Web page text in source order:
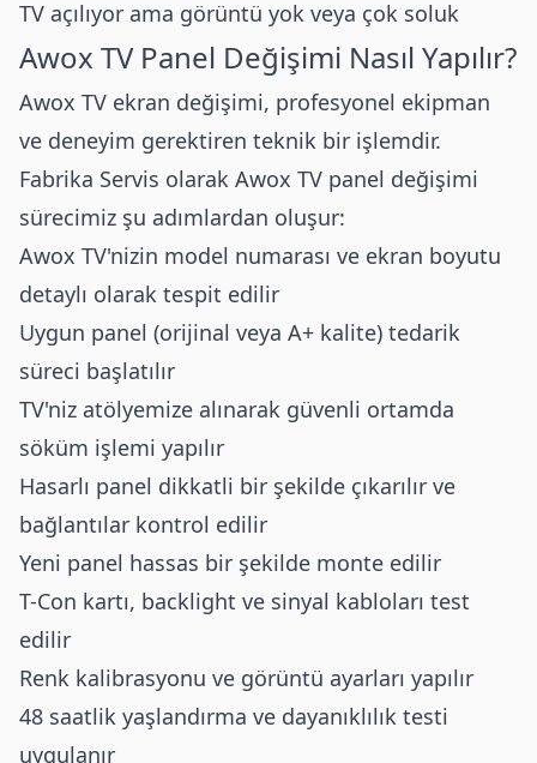
TV açılıyor ama görüntü yok veya çok soluk
Awox TV Panel Değişimi Nasıl Yapılır?
Awox TV ekran değişimi, profesyonel ekipman
ve deneyim gerektiren teknik bir işlemdir.
Fabrika Servis olarak Awox TV panel değişimi
sürecimiz şu adımlardan oluşur:
Awox TV'nizin model numarası ve ekran boyutu
detaylı olarak tespit edilir
Uygun panel (orijinal veya A+ kalite) tedarik
süreci başlatılır
TV'niz atölyemize alınarak güvenli ortamda
söküm işlemi yapılır
Hasarlı panel dikkatli bir şekilde çıkarılır ve
bağlantılar kontrol edilir
Yeni panel hassas bir şekilde monte edilir
T-Con kartı, backlight ve sinyal kabloları test
edilir
Renk kalibrasyonu ve görüntü ayarları yapılır
48 saatlik yaşlandırma ve dayanıklılık testi
uygulanır